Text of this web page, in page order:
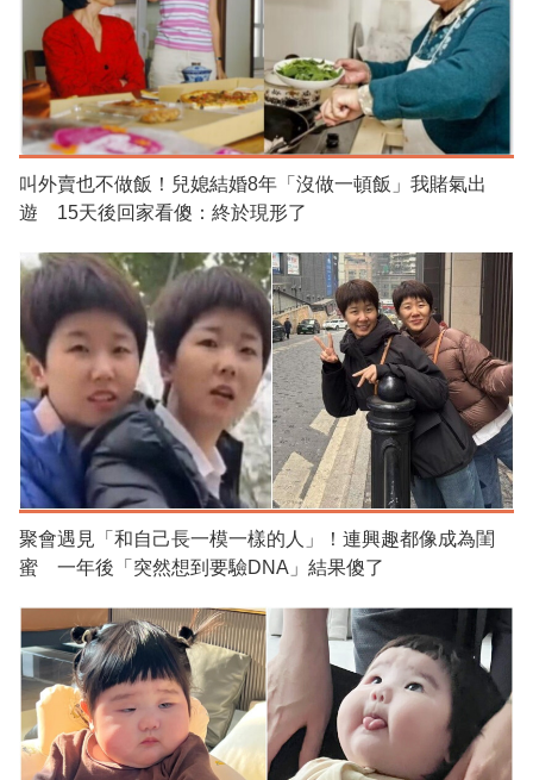
叫外賣也不做飯！兒媳結婚8年「沒做一頓飯」我賭氣出
遊 15天後回家看傻：終於現形了
聚會遇見「和自己長一模一樣的人」！連興趣都像成為閨
蜜 一年後「突然想到要驗DNA」結果傻了